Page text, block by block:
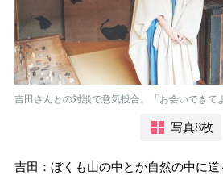
吉田さんとの対談で意気投合。「お会いできて
写真8枚
吉田：ぼくも山の中とか自然の中に